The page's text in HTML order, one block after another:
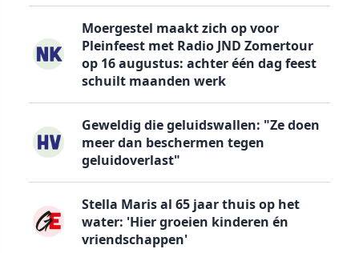
Moergestel maakt zich op voor
Pleinfeest met Radio JND Zomertour
op 16 augustus: achter één dag feest
schuilt maanden werk
Geweldig die geluidswallen: "Ze doen
meer dan beschermen tegen
geluidoverlast"
Stella Maris al 65 jaar thuis op het
water: 'Hier groeien kinderen én
vriendschappen'